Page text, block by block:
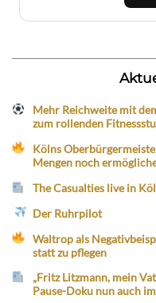
Mehr Reichweite mit
zum rollenden
Kölns
Mengen noch
The Casualties live in
Der Ruhrpilot
Waltrop als
statt zu pflegen
„Fritz Litzmann, mein
Pause-Doku nun auch